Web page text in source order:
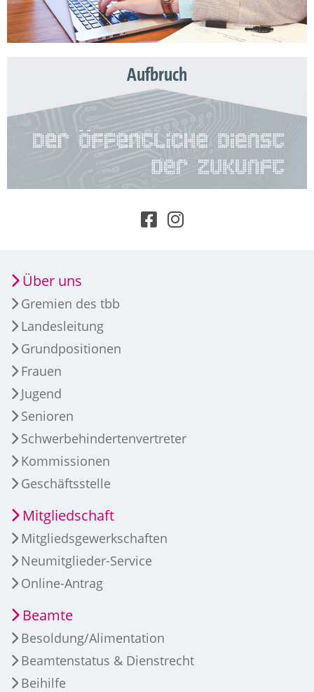
Aufbruch
Über uns
Gremien des tbb
Landesleitung
Grundpositionen
Frauen
Jugend
Senioren
Schwerbehindertenvertreter
Kommissionen
Geschäftsstelle
Mitgliedschaft
Mitgliedsgewerkschaften
Neumitglieder-Service
Online-Antrag
Beamte
Besoldung/Alimentation
Beamtenstatus & Dienstrecht
Beihilfe